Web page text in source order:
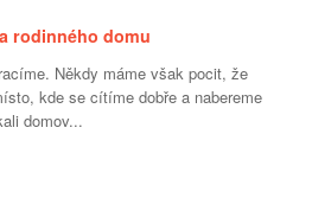
rodinného domu
Někdy máme však pocit, že
kde se cítíme dobře a nabereme
domov...